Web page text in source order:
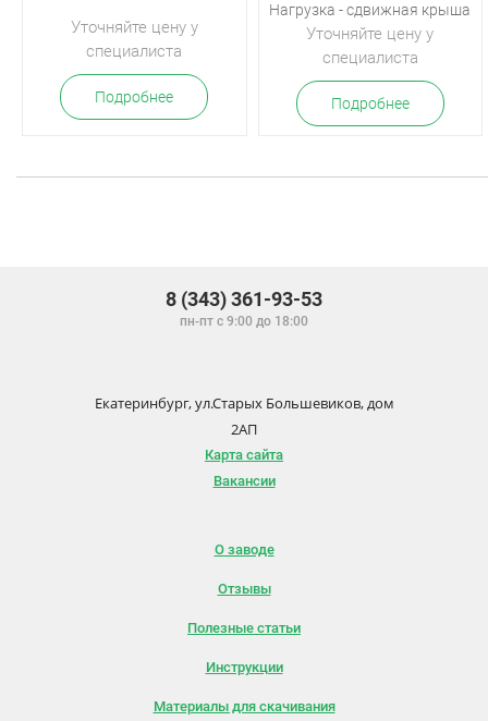
Уточняйте цену у
специалиста
Подробнее
Нагрузка -сдвижная крыша
Уточняйте цену у
специалиста
Подробнее
8 (343) 361-93-53
пн-пт с 9:00 до 18:00
Екатеринбург, ул.Старых Большевиков, дом
2АП
Карта сайта
Вакансии
О заводе
Отзывы
Полезные статьи
Инструкции
Материалы для скачивания